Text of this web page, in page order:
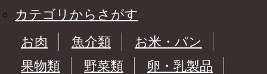
カテゴリからさがす
お肉
魚介類
お米・パン
果物類
野菜類
卵・乳製品